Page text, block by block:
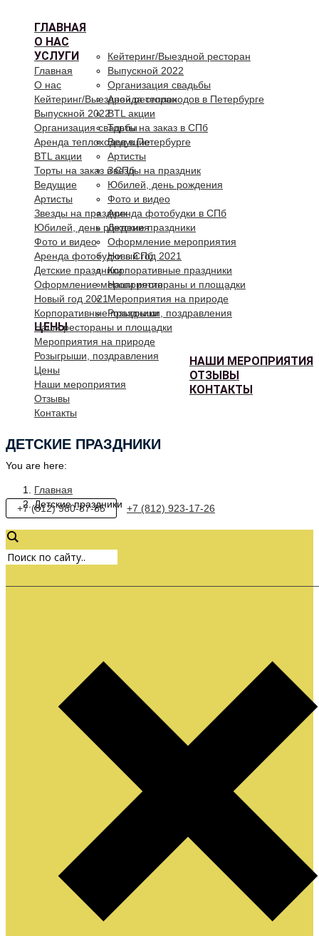
ГЛАВНАЯ
О НАС
УСЛУГИ
Кейтеринг/Выездной ресторан
Выпускной 2022
Организация свадьбы
Аренда теплоходов в Петербурге
BTL акции
Торты на заказ в СПб
Ведущие
Артисты
Звезды на праздник
Юбилей, день рождения
Фото и видео
Аренда фотобудки в СПб
Детские праздники
Оформление мероприятия
Новый год 2021
Корпоративные праздники
Наши рестораны и площадки
Мероприятия на природе
Розыгрыши, поздравления
ЦЕНЫ
НАШИ МЕРОПРИЯТИЯ
ОТЗЫВЫ
КОНТАКТЫ
Главная
О нас
Кейтеринг/Выездной ресторан
Выпускной 2022
Организация свадьбы
Аренда теплоходов в Петербурге
BTL акции
Торты на заказ в СПб
Ведущие
Артисты
Звезды на праздник
Юбилей, день рождения
Фото и видео
Аренда фотобудки в СПб
Детские праздники
Оформление мероприятия
Новый год 2021
Корпоративные праздники
Наши рестораны и площадки
Мероприятия на природе
Розыгрыши, поздравления
Цены
Наши мероприятия
Отзывы
Контакты
ДЕТСКИЕ ПРАЗДНИКИ
You are here:
Главная
Детские праздники
+7 (812) 980-87-85 +7 (812) 923-17-26